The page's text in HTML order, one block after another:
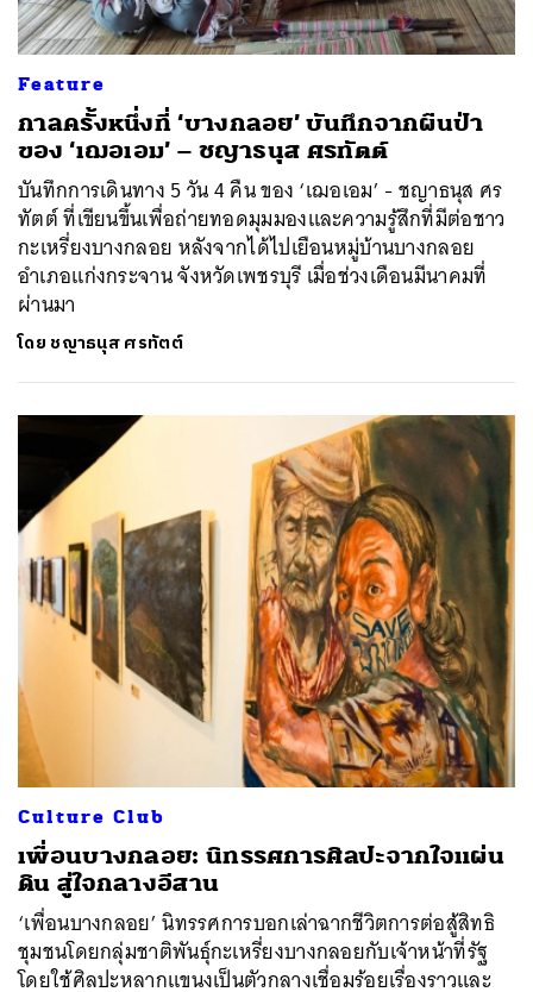
Feature
กาลครั้งหนึ่งที่ ‘บางกลอย’ บันทึกจากผืนป่า
ของ ‘เฌอเอม’ – ชญาธนุส ศรทัตต์
บันทึกการเดินทาง 5 วัน 4 คืน ของ ‘เฌอเอม’ - ชญาธนุส ศร
ทัตต์ ที่เขียนขึ้นเพื่อถ่ายทอดมุมมองและความรู้สึกที่มีต่อชาว
กะเหรี่ยงบางกลอย หลังจากได้ไปเยือนหมู่บ้านบางกลอย
อำเภอแก่งกระจาน จังหวัดเพชรบุรี เมื่อช่วงเดือนมีนาคมที่
ผ่านมา
โดย ชญาธนุส ศรทัตต์
Culture Club
เพื่อนบางกลอย: นิทรรศการศิลปะจากใจแผ่น
ดิน สู่ใจกลางอีสาน
‘เพื่อนบางกลอย’ นิทรรศการบอกเล่าฉากชีวิตการต่อสู้สิทธิ
ชุมชนโดยกลุ่มชาติพันธุ์กะเหรี่ยงบางกลอยกับเจ้าหน้าที่รัฐ
โดยใช้ศิลปะหลากแขนงเป็นตัวกลางเชื่อมร้อยเรื่องราวและ
ค้นหา
SHARE